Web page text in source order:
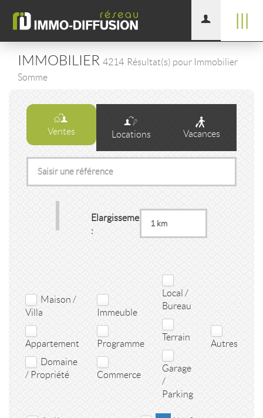
IMMOBILIER 4214 Résultat(s) pour Immobilier
Somme
Ventes Locations Vacances
Elargissement
:
Maison /
Villa
Appartement
Domaine
/ Propriété
Immeuble
Programme
Commerce
Local /
Bureau
Terrain
Garage
/
Parking
Autres